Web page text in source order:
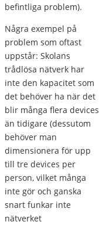
befintliga problem).
Några exempel på
problem som oftast
uppstår: Skolans
trådlösa nätverk har
inte den kapacitet som
det behöver ha när det
blir många flera devices
än tidigare (dessutom
behöver man
dimensionera för upp
till tre devices per
person, vilket många
inte gör och ganska
snart funkar inte
nätverket